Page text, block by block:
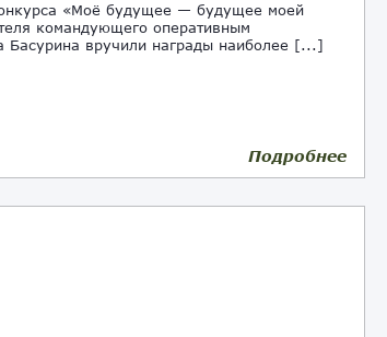
«Моё будущее — будущее моей
командующего оперативным
Басурина вручили награды наиболее [...]
Подробнее